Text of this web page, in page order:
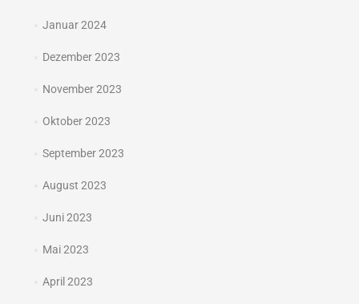
Januar 2024
Dezember 2023
November 2023
Oktober 2023
September 2023
August 2023
Juni 2023
Mai 2023
April 2023